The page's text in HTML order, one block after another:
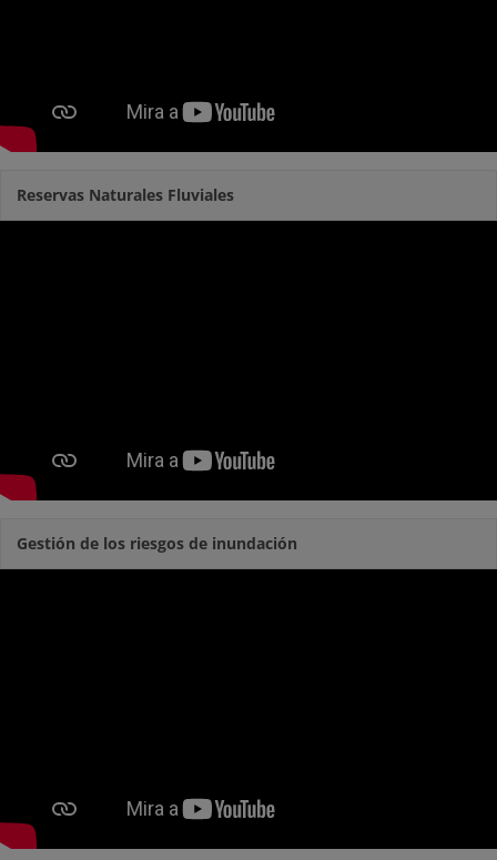
Reservas Naturales Fluviales
Gestión de los riesgos de inundación